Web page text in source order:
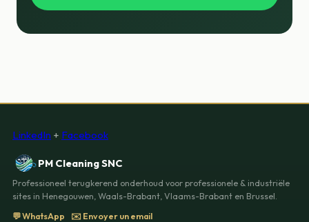
LinkedIn + Facebook
PM Cleaning SNC
Professioneel terugkerend onderhoud voor professionele & industriële
sites in Henegouwen, Waals-Brabant, Vlaams-Brabant en Brussel.
💬 WhatsApp
✉️ Envoyer un email